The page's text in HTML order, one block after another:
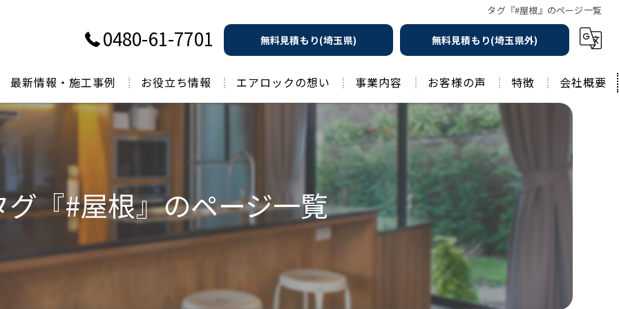
タグ『#屋根』のページ一覧
0480-61-7701 無料見積もり(埼玉県) 無料見積もり(埼玉県外)
最新情報・施工事例 お役立ち情報 エアロックの想い 事業内容
遮熱の家
水回りリフォーム
お客様の声 特徴
リノベーション
水回り
会社概要
グ『#屋根』のページ一覧